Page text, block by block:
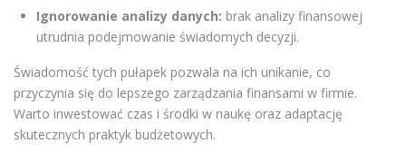
Ignorowanie analizy danych: brak analizy finansowej
utrudnia podejmowanie świadomych decyzji.
Świadomość tych pułapek pozwala na ich unikanie, co
przyczynia się do lepszego zarządzania finansami w firmie.
Warto inwestować czas i środki w naukę oraz adaptację
skutecznych praktyk budżetowych.